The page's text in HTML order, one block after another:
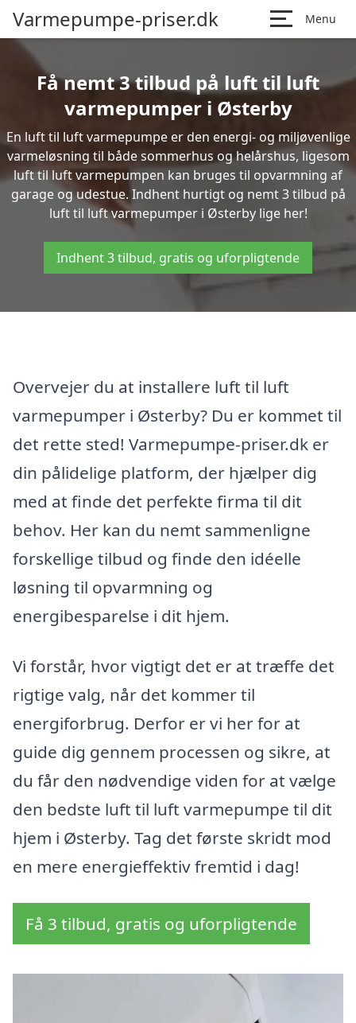
Varmepumpe-priser.dk Menu
Få nemt 3 tilbud på luft til luft
varmepumper i Østerby
En luft til luft varmepumpe er den energi- og miljøvenlige
varmeløsning til både sommerhus og helårshus, ligesom
luft til luft varmepumpen kan bruges til opvarmning af
garage og udestue. Indhent hurtigt og nemt 3 tilbud på
luft til luft varmepumper i Østerby lige her!
Indhent 3 tilbud, gratis og uforpligtende
Overvejer du at installere luft til luft
varmepumper i Østerby? Du er kommet til
det rette sted! Varmepumpe-priser.dk er
din pålidelige platform, der hjælper dig
med at finde det perfekte firma til dit
behov. Her kan du nemt sammenligne
forskellige tilbud og finde den idéelle
løsning til opvarmning og
energibesparelse i dit hjem.
Vi forstår, hvor vigtigt det er at træffe det
rigtige valg, når det kommer til
energiforbrug. Derfor er vi her for at
guide dig gennem processen og sikre, at
du får den nødvendige viden for at vælge
den bedste luft til luft varmepumpe til dit
hjem i Østerby. Tag det første skridt mod
en mere energieffektiv fremtid i dag!
Få 3 tilbud, gratis og uforpligtende